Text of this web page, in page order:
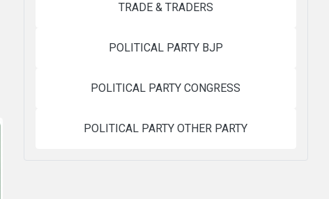
TRADE & TRADERS
POLITICAL PARTY BJP
POLITICAL PARTY CONGRESS
POLITICAL PARTY OTHER PARTY